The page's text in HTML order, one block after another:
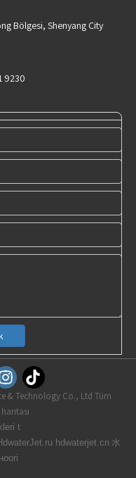
Bölgesi, Shenyang City
9230
& Technology Co., Ltd Tüm
haritası
t
hdwaterjet.cn 水